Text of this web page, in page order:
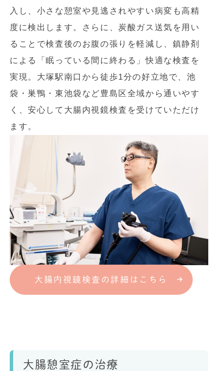
入し、小さな憩室や見逃されやすい病変も高精
度に検出します。さらに、炭酸ガス送気を用い
ることで検査後のお腹の張りを軽減し、鎮静剤
による「眠っている間に終わる」快適な検査を
実現。大塚駅南口から徒歩1分の好立地で、池
袋・巣鴨・東池袋など豊島区全域から通いやす
く、安心して大腸内視鏡検査を受けていただけ
ます。
大腸内視鏡検査の詳細はこちら
大腸憩室症の治療